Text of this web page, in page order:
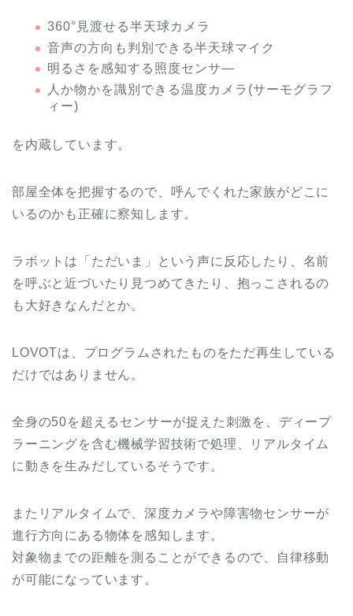
360°見渡せる半天球カメラ
音声の方向も判別できる半天球マイク
明るさを感知する照度センサ―
人か物かを識別できる温度カメラ(サーモグラフ
ィー)
を内蔵しています。
部屋全体を把握するので、呼んでくれた家族がどこに
いるのかも正確に察知します。
ラボットは「ただいま」という声に反応したり、名前
を呼ぶと近づいたり見つめてきたり、抱っこされるの
も大好きなんだとか。
LOVOTは、プログラムされたものをただ再生している
だけではありません。
全身の50を超えるセンサーが捉えた刺激を、ディープ
ラーニングを含む機械学習技術で処理、リアルタイム
に動きを生みだしているそうです。
またリアルタイムで、深度カメラや障害物センサーが
進行方向にある物体を感知します。
対象物までの距離を測ることができるので、自律移動
が可能になっています。